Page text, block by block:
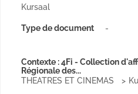
Kursaal
Type de document -
Contexte : 4Fi - Collection
Régionale des...
THEATRES ET CINEMAS